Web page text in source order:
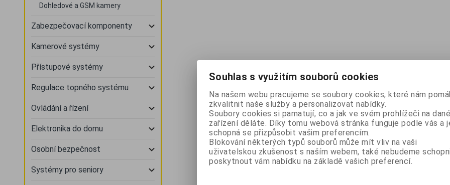
Dohledové a GSM kamery
Zabezpečovací komponenty
Kamerové systémy
Přístupové systémy
Regulace topného systému
Ovládání a řízení
Elektronika do domu
Osobní bezpečnost
Systémy pro seniory
Souhlas s využitím souborů cookies
Na našem webu pracujeme se soubory cookies, které nám
zkvalitnit naše služby a personalizovat nabídky.
Soubory cookies si pamatují, co a jak ve svém prohlížeči na
zařízení děláte. Díky tomu webová stránka funguje podle vás a
schopná se přizpůsobit vašim preferencím.
Blokování některých typů souborů může mít vliv na vaši
uživatelskou zkušenost s naším webem, také nebudeme
poskytnout vám nabídku na základě vašich preferencí.